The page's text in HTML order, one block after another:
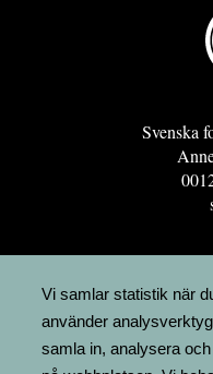
Svenska
Vi samlar statistik när
använder
samla in, analysera